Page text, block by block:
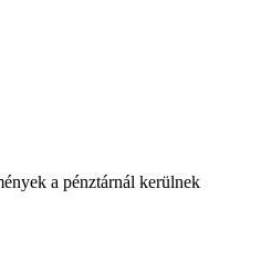
a pénztárnál kerülnek